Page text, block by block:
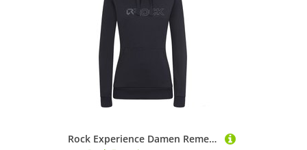
Rock Experience Damen Remenno Hoodie